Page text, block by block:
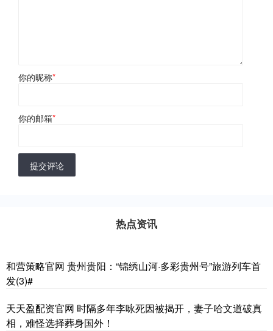
你的昵称*
你的邮箱*
提交评论
热点资讯
和营策略官网 贵州贵阳：“锦绣山河·多彩贵州号”旅游列车首
发(3)#
天天盈配资官网 时隔多年李咏死因被揭开，妻子哈文道破真
相，难怪选择葬身国外！